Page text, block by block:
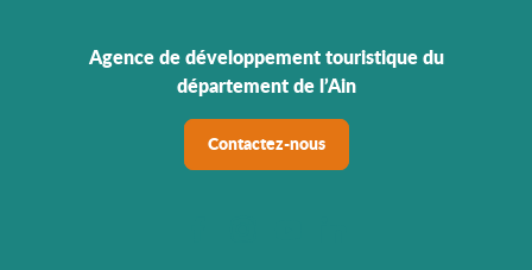
Agence de développement touristique du
département de l’Ain
Contactez-nous